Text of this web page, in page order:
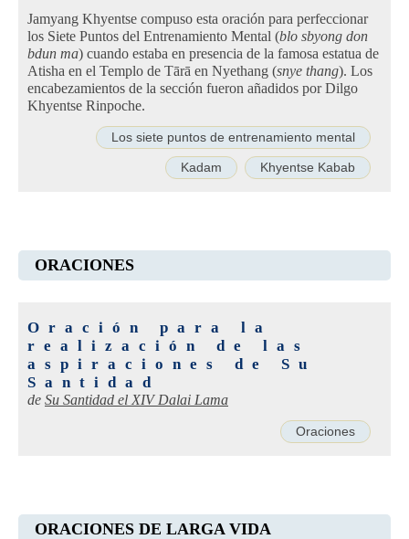
Jamyang Khyentse compuso esta oración para perfeccionar
los Siete Puntos del Entrenamiento Mental (blo sbyong don
bdun ma) cuando estaba en presencia de la famosa estatua de
Atisha en el Templo de Tārā en Nyethang (snye thang). Los
encabezamientos de la sección fueron añadidos por Dilgo
Khyentse Rinpoche.
Los siete puntos de entrenamiento mental
Kadam Khyentse Kabab
ORACIONES
Oración para la
realización de las
aspiraciones de Su
Santidad
de Su Santidad el XIV Dalai Lama
Oraciones
ORACIONES DE LARGA VIDA